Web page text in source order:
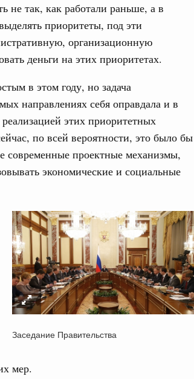
не так, как работали раньше, а в
приоритеты, под эти
организационную
деньги на этих приоритетах.
в этом году, но задача
направлениях себя оправдала и в
этих приоритетных
по всей вероятности, это было бы
современные проектные механизмы,
экономические и социальные
Заседание Правительства
мер.